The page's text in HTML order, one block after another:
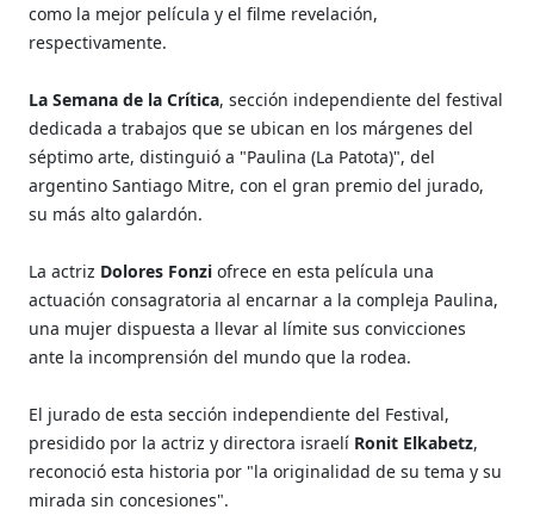
como la mejor película y el filme revelación,
respectivamente.
La Semana de la Crítica, sección independiente del festival
dedicada a trabajos que se ubican en los márgenes del
séptimo arte, distinguió a "Paulina (La Patota)", del
argentino Santiago Mitre, con el gran premio del jurado,
su más alto galardón.
La actriz Dolores Fonziofrece en esta película una
actuación consagratoria al encarnar a la compleja Paulina,
una mujer dispuesta a llevar al límite sus convicciones
ante la incomprensión del mundo que la rodea.
El jurado de esta sección independiente del Festival,
presidido por la actriz y directora israelí Ronit Elkabetz,
reconoció esta historia por "la originalidad de su tema y su
mirada sin concesiones".